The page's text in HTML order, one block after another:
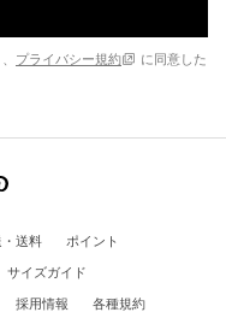
、 プライバシー規約
に同意した
送料
ポイント
サイズガイド
採用情報 各種規約